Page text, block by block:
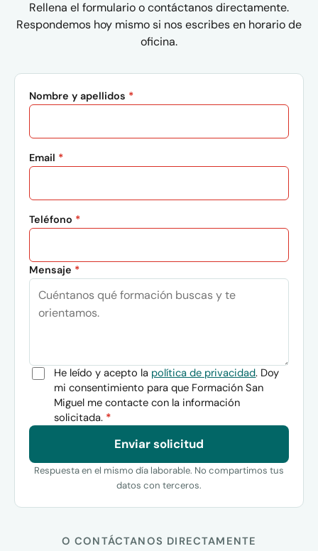
Rellena el formulario o contáctanos directamente.
Respondemos hoy mismo si nos escribes en horario de
oficina.
Nombre y apellidos *
Email *
Teléfono *
Mensaje *
He leído y acepto la política de privacidad. Doy
mi consentimiento para que Formación San
Miguel me contacte con la información
solicitada. *
Enviar solicitud
Respuesta en el mismo día laborable. No compartimos tus
datos con terceros.
O CONTÁCTANOS DIRECTAMENTE